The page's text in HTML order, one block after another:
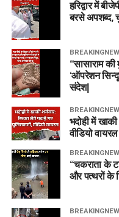
हरिद्वार में
बरसे अपशब्द,
“सासाराम
‘ऑपरेशन
संदेश|
भदोही में
वीडियो वायरल |
“चकराता के
और पत्थरों के